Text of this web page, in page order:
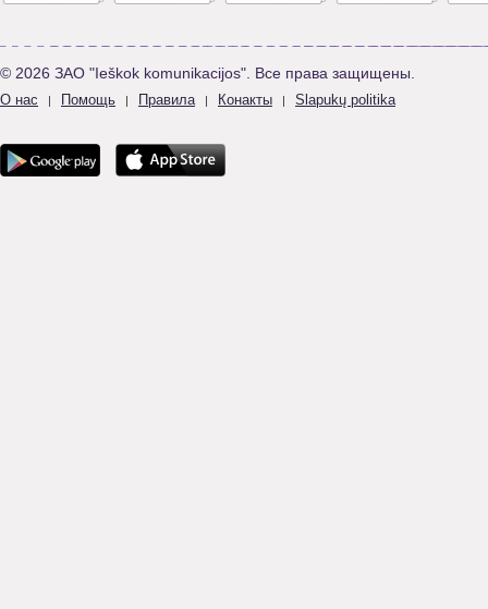
© 2026 ЗАО "Ieškok komunikacijos". Все права защищены.
О нас | Помощь | Правила | Конакты | Slapukų politika